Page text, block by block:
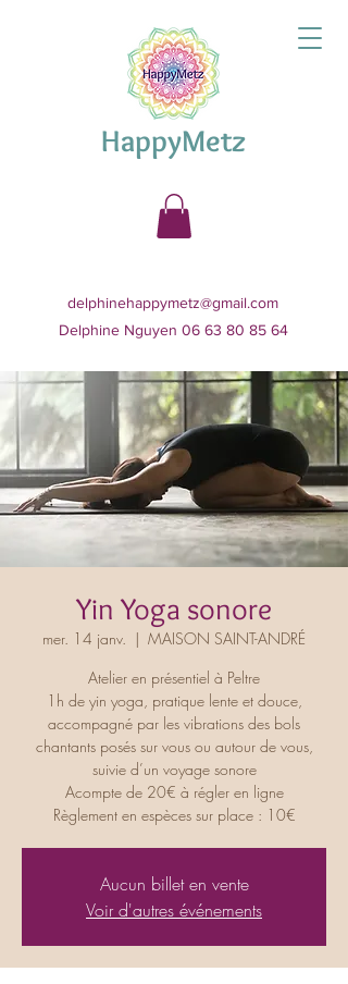
HappyMetz
delphinehappymetz@gmail.com
Delphine Nguyen 06 63 80 85 64
Yin Yoga sonore
mer. 14 janv.
  |
MAISON SAINT-ANDRÉ
Atelier en présentiel à Peltre
1h de yin yoga, pratique lente et douce,
accompagné par les vibrations des bols
chantants posés sur vous ou autour de vous,
suivie d’un voyage sonore
Acompte de 20€ à régler en ligne
Règlement en espèces sur place : 10€
Aucun billet en vente
Voir d'autres événements